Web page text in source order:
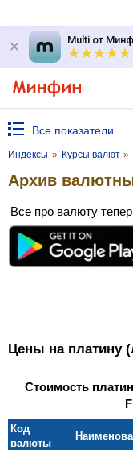
Multi от
Все показатели
Индексы » Курсы валют »
Архив
Все про валюту
Цены на платину
Стоимость
Код
валюты